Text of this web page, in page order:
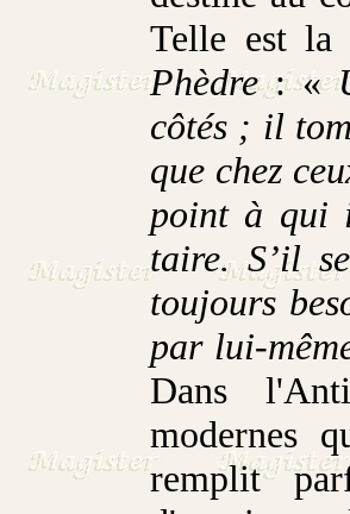
Telle est la
Phèdre: «
côtés ; il
que chez
point à qui
taire. S’il
toujours
par lui-
Dans
modernes
remplit